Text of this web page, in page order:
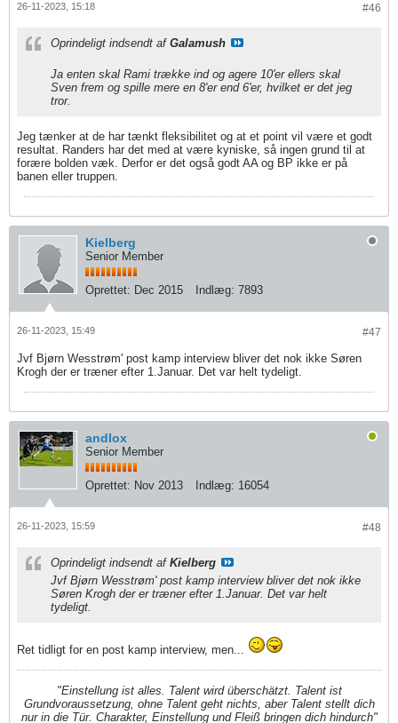
#46
26-11-2023, 15:18
Oprindeligt indsendt af Galamush
Ja enten skal Rami trække ind og agere 10'er ellers skal
Sven frem og spille mere en 8'er end 6'er, hvilket er det jeg
tror.
Jeg tænker at de har tænkt fleksibilitet og at et point vil være et godt
resultat. Randers har det med at være kyniske, så ingen grund til at
forære bolden væk. Derfor er det også godt AA og BP ikke er på
banen eller truppen.
Kielberg
Senior Member
Oprettet: Dec 2015 Indlæg: 7893
#47
26-11-2023, 15:49
Jvf Bjørn Wesstrøm' post kamp interview bliver det nok ikke Søren
Krogh der er træner efter 1.Januar. Det var helt tydeligt.
andlox
Senior Member
Oprettet: Nov 2013 Indlæg: 16054
#48
26-11-2023, 15:59
Oprindeligt indsendt af Kielberg
Jvf Bjørn Wesstrøm' post kamp interview bliver det nok ikke
Søren Krogh der er træner efter 1.Januar. Det var helt
tydeligt.
Ret tidligt for en post kamp interview, men...
"Einstellung ist alles. Talent wird überschätzt. Talent ist
Grundvoraussetzung, ohne Talent geht nichts, aber Talent stellt dich
nur in die Tür. Charakter, Einstellung und Fleiß bringen dich hindurch"